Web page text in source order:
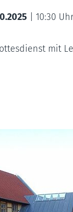
10:30
mit